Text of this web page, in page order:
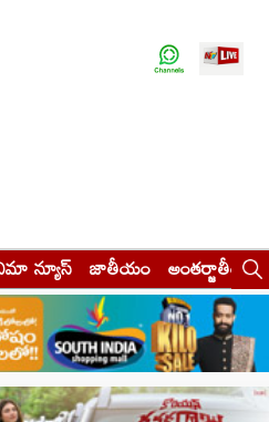
న్యూస్ జాతీయం అంతర్జాతీయం